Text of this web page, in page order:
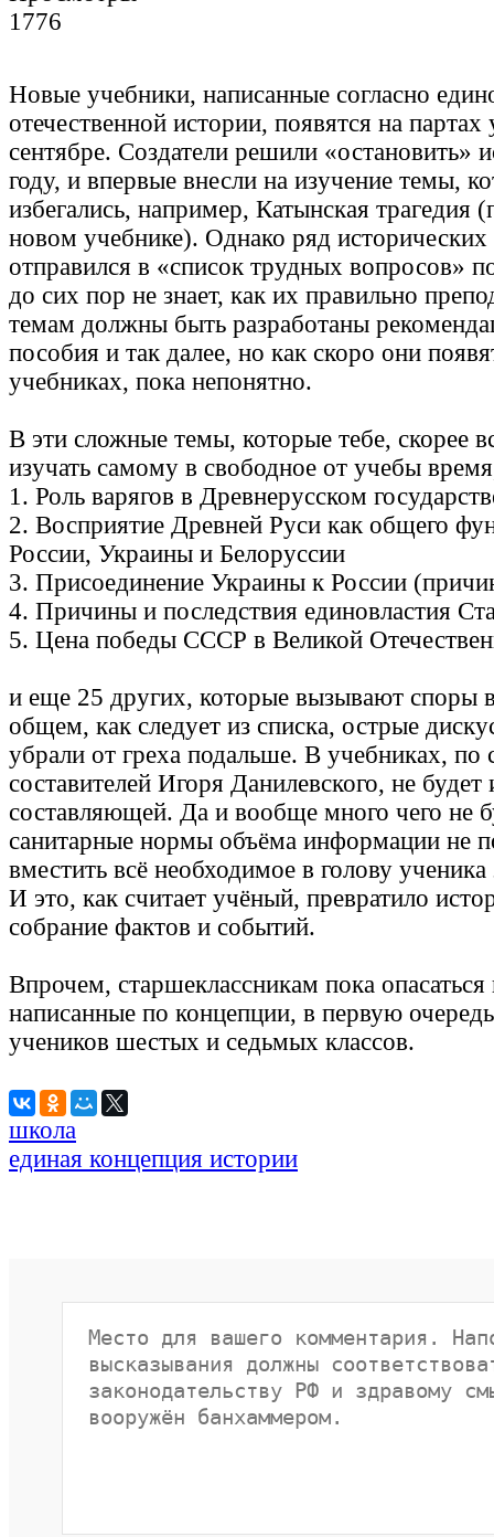
1776
Новые учебники, написанные согласно
отечественной истории, появятся на партах
сентябре. Создатели решили «остановить»
году, и впервые внесли на изучение темы,
избегались, например, Катынская трагедия
новом учебнике). Однако ряд исторических
отправился в «список трудных вопросов»
до сих пор не знает, как их правильно
темам должны быть разработаны
пособия и так далее, но как скоро они
учебниках, пока непонятно.
В эти сложные темы, которые тебе, скорее
изучать самому в свободное от учебы
1. Роль варягов в Древнерусском
2. Восприятие Древней Руси как общего
России, Украины и Белоруссии
3. Присоединение Украины к России
4. Причины и последствия единовластия
5. Цена победы СССР в Великой
и еще 25 других, которые вызывают споры
общем, как следует из списка, острые
убрали от греха подальше. В учебниках, по
составителей Игоря Данилевского, не будет
составляющей. Да и вообще много чего не
санитарные нормы объёма информации не
вместить всё необходимое в голову
И это, как считает учёный, превратило
собрание фактов и событий.
Впрочем, старшеклассникам пока опасаться
написанные по концепции, в первую
учеников шестых и седьмых классов.
школа
единая концепция истории